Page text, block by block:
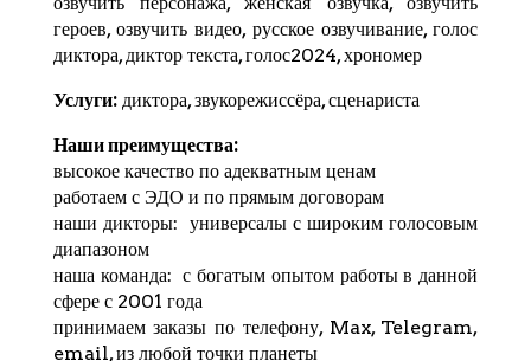
героев, озвучить видео, русское озвучивание, голос
диктора, диктор текста, голос2024,хрономер
Услуги:диктора, звукорежиссёра, сценариста
Наши преимущества:
высокое качество по адекватным ценам
работаем с ЭДО и по прямым договорам
наши дикторы: универсалы с широким голосовым
диапазоном
наша команда: с богатым опытом работы в данной
сфере с 2001 года
принимаем заказы по телефону, Max, Telegram,
email, из любой точки планеты